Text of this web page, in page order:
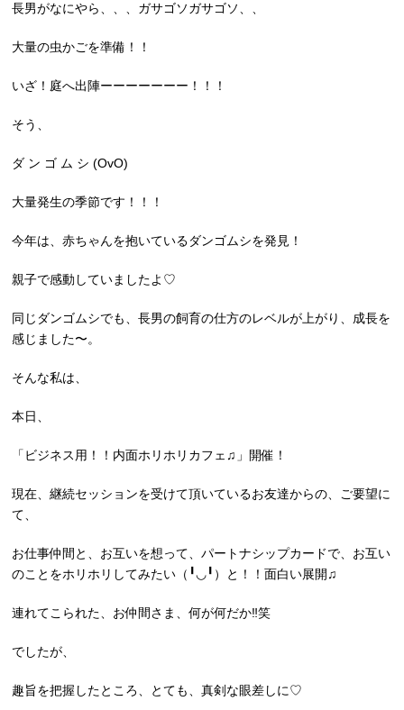
長男がなにやら、、、ガサゴソガサゴソ、、
大量の虫かごを準備！！
いざ！庭へ出陣ーーーーーーー！！！
そう、
ダ ン ゴ ム シ (OvO)
大量発生の季節です！！！
今年は、赤ちゃんを抱いているダンゴムシを発見！
親子で感動していましたよ♡
同じダンゴムシでも、長男の飼育の仕方のレベルが上がり、成長を
感じました〜。
そんな私は、
本日、
「ビジネス用！！内面ホリホリカフェ♫」開催！
現在、継続セッションを受けて頂いているお友達からの、ご要望に
て、
お仕事仲間と、お互いを想って、パートナシップカードで、お互い
のことをホリホリしてみたい（╹◡╹）と！！面白い展開♫
連れてこられた、お仲間さま、何が何だか‼︎笑
でしたが、
趣旨を把握したところ、とても、真剣な眼差しに♡